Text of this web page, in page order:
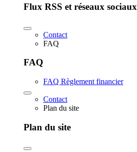
Flux RSS et réseaux sociaux
Contact
FAQ
FAQ
FAQ Règlement financier
Contact
Plan du site
Plan du site